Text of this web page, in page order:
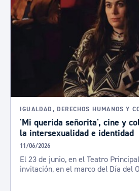
IGUALDAD, DERECHOS HUMANOS Y
'Mi querida señorita', cine y
la intersexualidad e identidad
11/06/2026
El 23 de junio, en el Teatro
invitación, en el marco del Día del